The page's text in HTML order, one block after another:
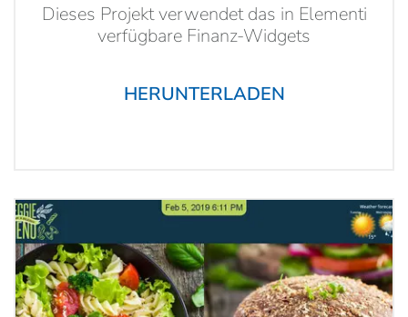
Dieses Projekt verwendet das in Elementi
verfügbare Finanz-Widgets
HERUNTERLADEN